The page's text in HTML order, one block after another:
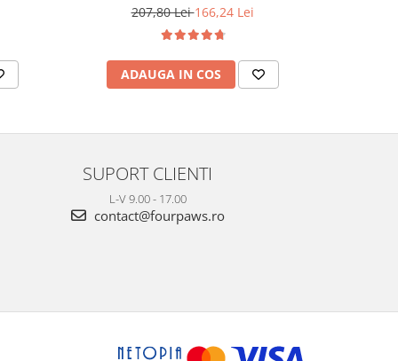
207,80 Lei166,24 Lei
ADAUGA IN COS
SUPORT CLIENTI
L-V 9.00 - 17.00
contact@fourpaws.ro